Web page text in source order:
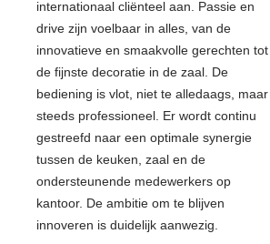
internationaal cliënteel aan. Passie en
drive zijn voelbaar in alles, van de
innovatieve en smaakvolle gerechten tot
de fijnste decoratie in de zaal. De
bediening is vlot, niet te alledaags, maar
steeds professioneel. Er wordt continu
gestreefd naar een optimale synergie
tussen de keuken, zaal en de
ondersteunende medewerkers op
kantoor. De ambitie om te blijven
innoveren is duidelijk aanwezig.